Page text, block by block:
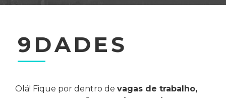
9DADES
Olá! Fique por dentro de vagas de trabalho,